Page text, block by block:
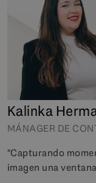
Kalinka
MÁNAGER DE
"Capturando
imagen una